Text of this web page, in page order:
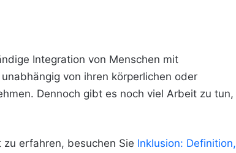
Integration von Menschen mit
von ihren körperlichen oder
Dennoch gibt es noch viel Arbeit zu tun,
erfahren, besuchen Sie Inklusion: Definition,